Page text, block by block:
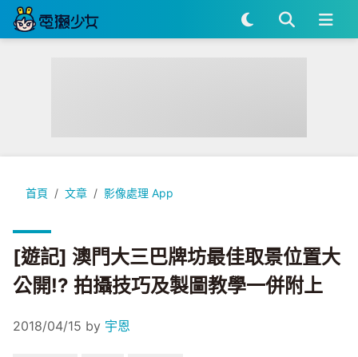
首頁 文章 影像處理 App
[遊記] 澳門大三巴牌坊最佳取景位置大公開!? 拍攝技巧及製圖
[遊記] 澳門大三巴牌坊最佳取景位置大
公開!? 拍攝技巧及製圖教學一併附上
2018/04/15 by 宇恩